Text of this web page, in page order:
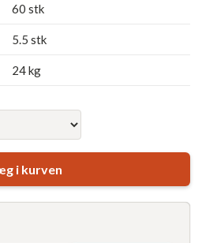
60 stk
5.5 stk
24 kg
i kurven